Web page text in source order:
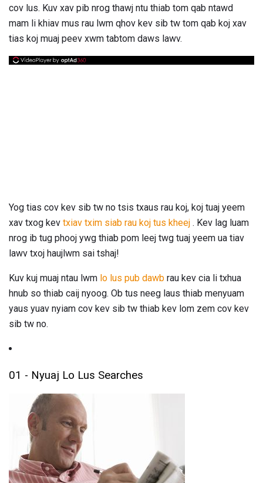
cov lus. Kuv xav pib nrog thawj ntu thiab tom qab ntawd
mam li khiav mus rau lwm qhov kev sib tw tom qab koj xav
tias koj muaj peev xwm tabtom daws lawv.
Yog tias cov kev sib tw no tsis txaus rau koj, koj tuaj yeem
xav txog kev txiav txim siab rau koj tus kheej . Kev lag luam
nrog ib tug phooj ywg thiab pom leej twg tuaj yeem ua tiav
lawv txoj haujlwm sai tshaj!
Kuv kuj muaj ntau lwm lo lus pub dawb rau kev cia li txhua
hnub so thiab caij nyoog. Ob tus neeg laus thiab menyuam
yaus yuav nyiam cov kev sib tw thiab kev lom zem cov kev
sib tw no.
01 - Nyuaj Lo Lus Searches